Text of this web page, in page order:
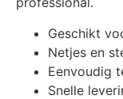
Geschikt
Netjes en
Eenvoudig
Snelle